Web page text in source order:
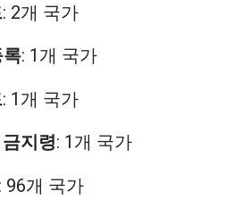
: 2개 국가
: 1개 국가
: 1개 국가
지령: 1개 국가
: 96개 국가